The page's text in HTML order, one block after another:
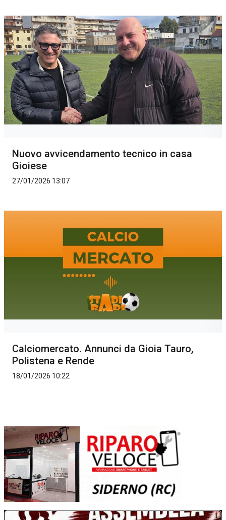
Nuovo avvicendamento tecnico in casa
Gioiese
27/01/2026 13:07
Calciomercato. Annunci da Gioia Tauro,
Polistena e Rende
18/01/2026 10:22